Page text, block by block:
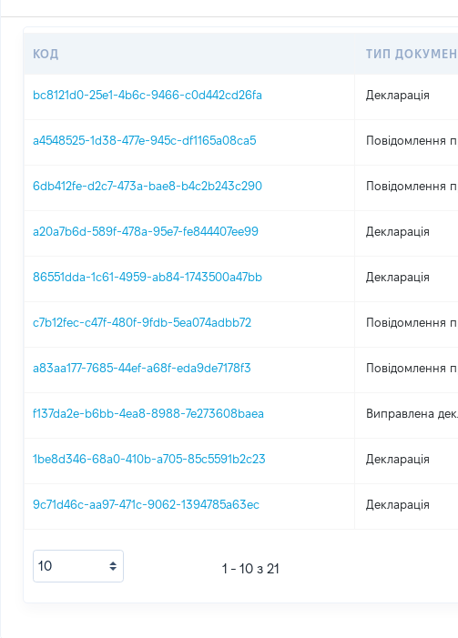
КОД ТИП
bc8121d0-25e1-4b6c-9466-c0d442cd26fa Декларація
a4548525-1d38-477e-945c-df1165a08ca5 Повідомлення
6db412fe-d2c7-473a-bae8-b4c2b243c290 Повідомлення
a20a7b6d-589f-478a-95e7-fe844407ee99 Декларація
86551dda-1c61-4959-ab84-1743500a47bb Декларація
c7b12fec-c47f-480f-9fdb-5ea074adbb72 Повідомлення
a83aa177-7685-44ef-a68f-eda9de7178f3 Повідомлення
f137da2e-b6bb-4ea8-8988-7e273608baea Виправлена
1be8d346-68a0-410b-a705-85c5591b2c23 Декларація
9c71d46c-aa97-471c-9062-1394785a63ec Декларація
1 - 10 з 21